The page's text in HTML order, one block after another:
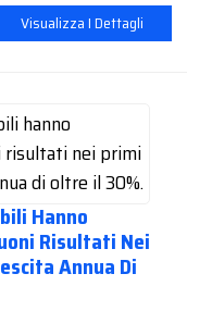
Visualizza I Dettagli
Hanno
Risultati Nei
Annua Di